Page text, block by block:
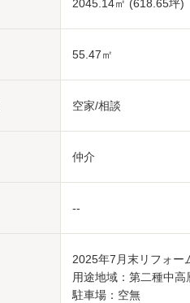
2045.14㎡ (618.65坪)
55.47㎡
空家/相談
仲介
--
2025年7月末リフォー
用途地域：第二種中高
駐車場：空無